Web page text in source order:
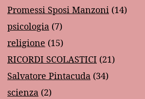
Promessi Sposi Manzoni (14)
psicologia (7)
religione (15)
RICORDI SCOLASTICI (21)
Salvatore Pintacuda (34)
scienza (2)